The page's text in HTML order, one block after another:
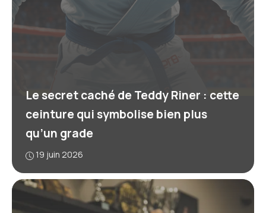
Le secret caché de Teddy Riner : cette
ceinture qui symbolise bien plus
qu’un grade
19 juin 2026